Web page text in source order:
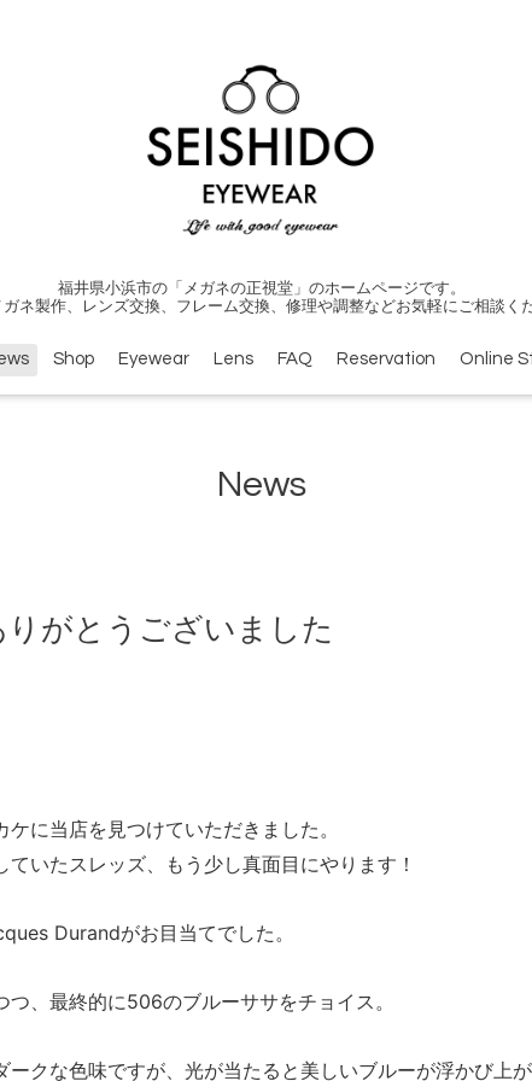
福井県小浜市の「メガネの正視堂」のホームページです。
ガネ製作、レンズ交換、フレーム交換、修理や調整などお気軽にご相談く
Shop Eyewear Lens FAQ Reservation Online
News
がとうございました
に当店を見つけていただきました。
いたスレッズ、もう少し真面目にやります！
Durandがお目当てでした。
、最終的に506のブルーササをチョイス。
クな色味ですが、光が当たると美しいブルーが浮かび上